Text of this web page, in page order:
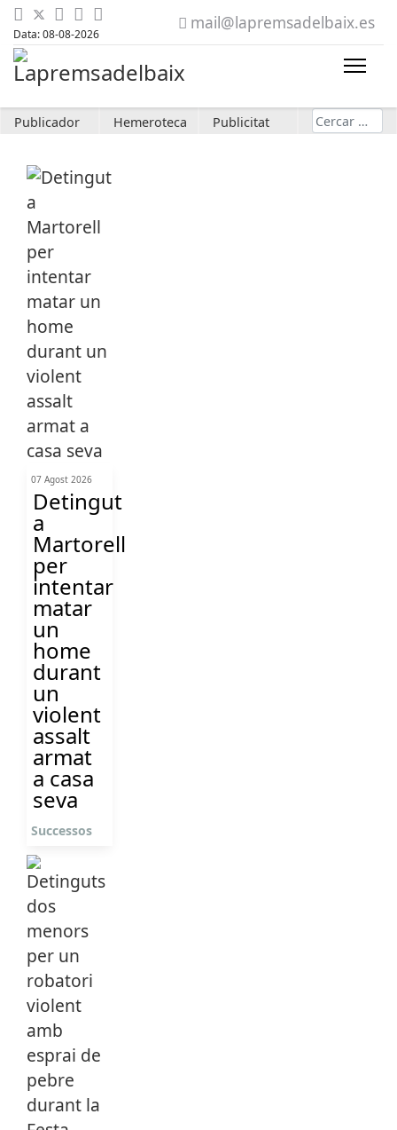
Data: 08-08-2026
mail@lapremsadelbaix.es
Publicador Hemeroteca Publicitat Cerca
07 Agost 2026
Detingut
a
Martorell
per
intentar
matar
un
home
durant
un
violent
assalt
armat
a casa
seva
Successos